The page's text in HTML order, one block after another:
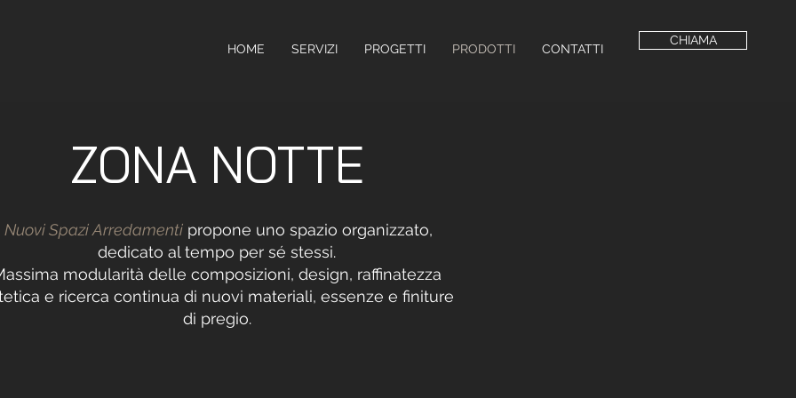
HOME SERVIZI PROGETTI PRODOTTI CONTATTI
CHIAMA
ZONA NOTTE
Nuovi Spazi Arredamenti propone uno spazio organizzato,
dedicato al tempo per sé stessi.
modularità delle composizioni, design, raffinatezza
e ricerca continua di nuovi materiali, essenze e finiture
di pregio.